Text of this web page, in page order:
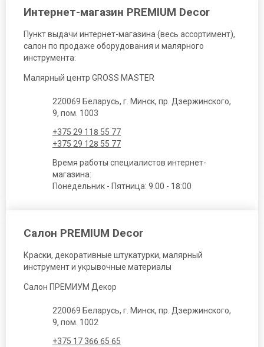
Интернет-магазин PREMIUM Decor
Пункт выдачи интернет-магазина (весь ассортимент),
салон по продаже оборудования и малярного
инструмента:
Малярный центр GROSS MASTER
220069 Беларусь, г. Минск, пр. Дзержинского,
9, пом. 1003
+375 29 118 55 77
+375 29 128 55 77
Время работы специалистов интернет-
магазина:
Понедельник - Пятница: 9.00 - 18:00
Салон PREMIUM Decor
Краски, декоративные штукатурки, малярный
инструмент и укрывочные материалы
Салон ПРЕМИУМ Декор
220069 Беларусь, г. Минск, пр. Дзержинского,
9, пом. 1002
+375 17 366 65 65